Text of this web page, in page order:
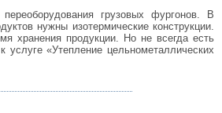
грузовых фургонов. В
нужны изотермические конструкции.
хранения продукции. Но не всегда есть
«Утепление цельнометаллических